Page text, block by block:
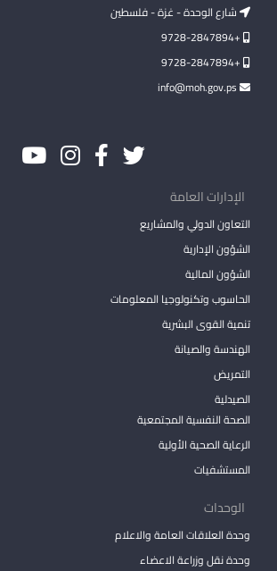
شارع الوحدة - غزة - فلسطين
+9728-2847894
+9728-2847894
الإدارات العامة
التعاون الدولي والمشاريع
الشؤون الإدارية
الشؤون المالية
الحاسوب وتكنولوجيا المعلومات
تنمية القوى البشرية
الهندسة والصيانة
التمريض
الصيدلية
الصحة النفسية المجتمعية
الرعاية الصحية الأولية
المستشفيات
الوحدات
وحدة العلاقات العامة والاعلام
وحدة نقل وزراعة الاعضاء